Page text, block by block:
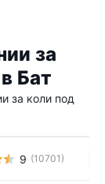
за
Бат
за коли под
9 (10701)